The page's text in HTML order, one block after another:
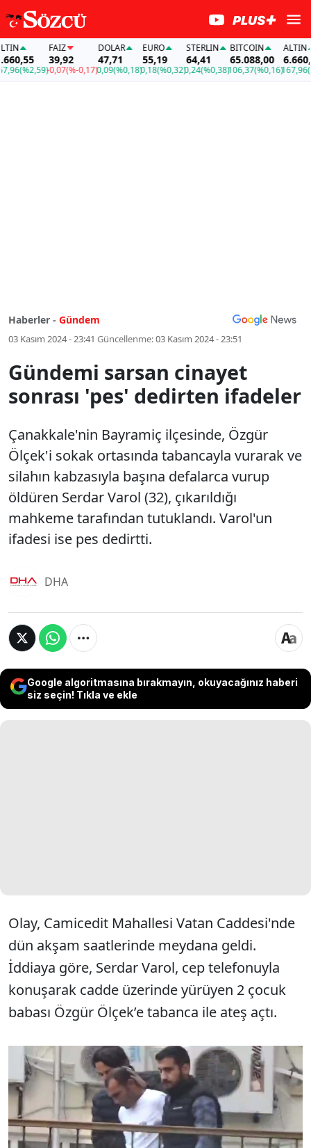
(%2,59)
39,92
-0,07(%-0,17)
DOLAR
47,71
0,09(%0,18)
EURO
55,19
0,18(%0,32)
STERLIN
64,41
0,24(%0,38)
BITCOIN
65.088,00
106,37(%0,16)
ALTIN
6.660,55
167,96
Haberler - Gündem
03 Kasım 2024 - 23:41 Güncellenme:03 Kasım 2024 - 23:51
Gündemi sarsan cinayet
sonrası 'pes' dedirten ifadeler
Çanakkale'nin Bayramiç ilçesinde, Özgür
Ölçek'i sokak ortasında tabancayla vurarak ve
silahın kabzasıyla başına defalarca vurup
öldüren Serdar Varol (32), çıkarıldığı
mahkeme tarafından tutuklandı. Varol'un
ifadesi ise pes dedirtti.
DHA
Google algoritmasına bırakmayın, okuyacağınız haberi
siz seçin! Tıkla ve ekle
Olay, Camicedit Mahallesi Vatan Caddesi'nde
dün akşam saatlerinde meydana geldi.
İddiaya göre, Serdar Varol, cep telefonuyla
konuşarak cadde üzerinde yürüyen 2 çocuk
babası Özgür Ölçek’e tabanca ile ateş açtı.